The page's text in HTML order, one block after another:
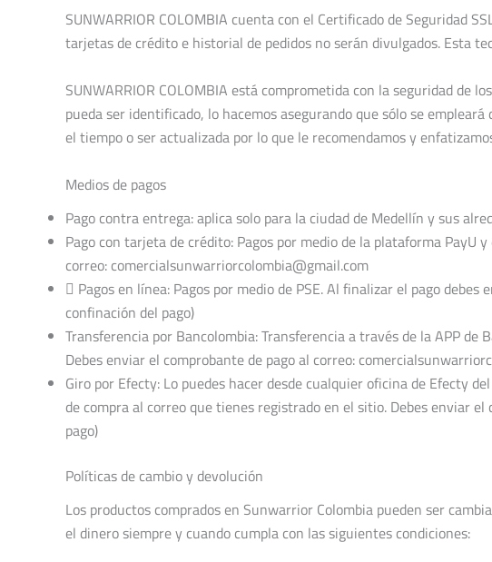
SUNWARRIOR COLOMBIA cuenta con el Certificado de Seguridad
tarjetas de crédito e historial de pedidos no serán divulgados. Esta
SUNWARRIOR COLOMBIA está comprometida con la seguridad de
pueda ser identificado, lo hacemos asegurando que sólo se
el tiempo o ser actualizada por lo que le recomendamos y
Medios de pagos
Pago contra entrega: aplica solo para la ciudad de Medellín y sus
Pago con tarjeta de crédito: Pagos por medio de la plataforma
correo: comercialsunwarriorcolombia@gmail.com
 Pagos en línea: Pagos por medio de PSE. Al finalizar el pago
confinación del pago)
Transferencia por Bancolombia: Transferencia a través de la APP
Debes enviar el comprobante de pago al correo:
Giro por Efecty: Lo puedes hacer desde cualquier oficina de Efecty
de compra al correo que tienes registrado en el sitio. Debes enviar
pago)
Políticas de cambio y devolución
Los productos comprados en Sunwarrior Colombia pueden ser
el dinero siempre y cuando cumpla con las siguientes condiciones: